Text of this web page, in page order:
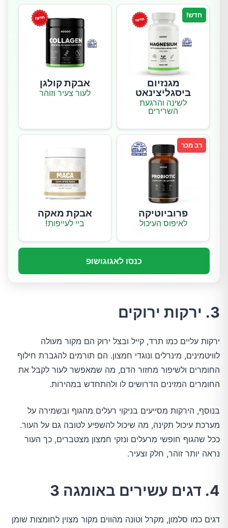
חדש!
מגנזיום
ביסגליצינאט
לשינה והרגעת
השרירים
אבקת קולגן
לעור צעיר וזוהר
רב מכר
פרוביוטיקה
לאיפוס העיכול
אבקת מאקה
ביי לעייפות!
כנסו לאגוגושופ
3. ירקות ירוקים
ירקות עליים כמו תרד, קייל ובצל ירוק הם מקור מעולה
לוויטמינים, מינרלים ונוגדי חמצון. הם תורמים להגברת חילוף
החומרים ולשיפור מחזור הדם, מה שמאפשר לעור לקבל את
החומרים המזינים הדרושים לו ולהתחדש במהירות.
בנוסף, הירקות מסייעים בניקוי רעלים מהגוף ובשמירה על
מערכת עיכול תקינה, מה שיכול להשפיע לטובה גם על העור.
ככל שהגוף חופשי מרעלים ונזקי חמצון מצטברים, כך העור
נראה יותר זוהר, חלק וצעיר.
4. דגים עשירים באומגה 3
דגים כמו סלמון, מקרל וטונה מהווים מקור מצוין לחומצות שומן